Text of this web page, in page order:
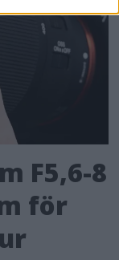
F5,6-8
för